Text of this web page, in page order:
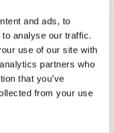
and ads, to
analyse our traffic.
use of our site with
partners who
that you’ve
from your use
la Universidad de
Gatwick el 24
retrasó más de una
no llegaría a su
a qué hora era
y finalmente le dijeron
era problema de la
que había un militar